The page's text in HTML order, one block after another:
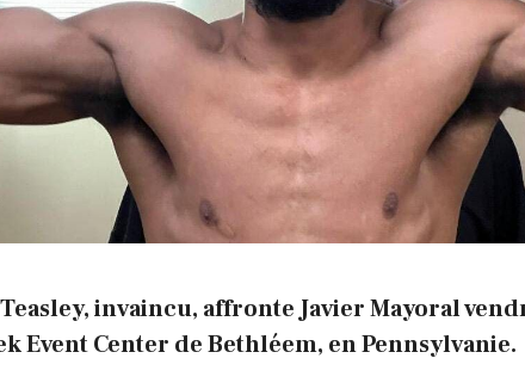
invaincu, affronte Javier Mayoral
Event Center de Bethléem, en Pennsylvanie.